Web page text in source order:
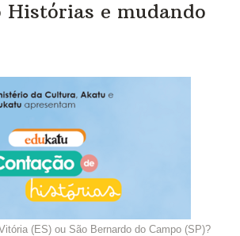
Histórias e mudando
(ES) ou São Bernardo do Campo (SP)?